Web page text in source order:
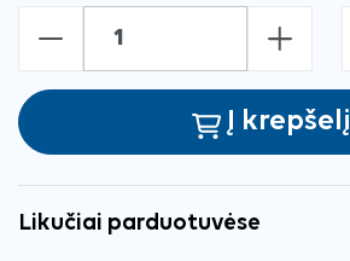
- +
Į krepšelį
Likučiai parduotuvėse